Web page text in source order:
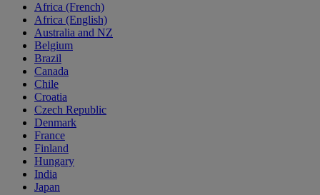
Africa (French)
Africa (English)
Australia and NZ
Belgium
Brazil
Canada
Chile
Croatia
Czech Republic
Denmark
France
Finland
Hungary
India
Japan